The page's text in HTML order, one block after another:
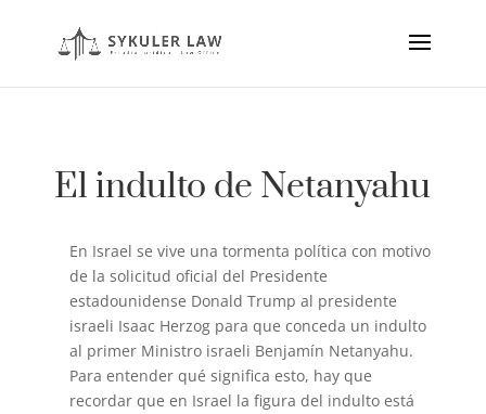
El indulto de Netanyahu
En Israel se vive una tormenta política con motivo
de la solicitud oficial del Presidente
estadounidense Donald Trump al presidente
israeli Isaac Herzog para que conceda un indulto
al primer Ministro israeli Benjamín Netanyahu.
Para entender qué significa esto, hay que
recordar que en Israel la figura del indulto está